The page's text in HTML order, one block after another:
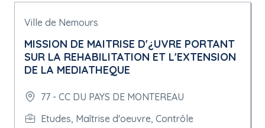
Ville de Nemours
MISSION DE MAITRISE D'¿UVRE PORTANT
SUR LA REHABILITATION ET L'EXTENSION
DE LA MEDIATHEQUE
77 - CC DU PAYS DE MONTEREAU
Etudes, Maîtrise d'oeuvre, Contrôle